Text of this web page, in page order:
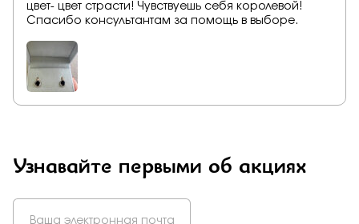
цвет- цвет страсти! Чувствуешь себя королевой!
Спасибо консультантам за помощь в выборе.
Узнавайте первыми об акциях